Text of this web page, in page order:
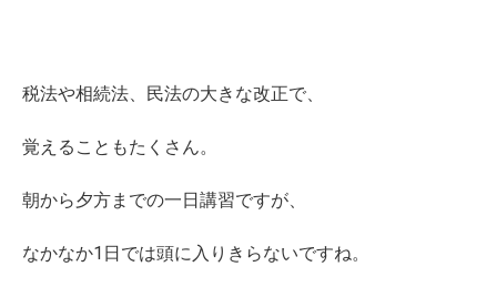
税法や相続法、民法の大きな改正で、
覚えることもたくさん。
朝から夕方までの一日講習ですが、
なかなか1日では頭に入りきらないですね。